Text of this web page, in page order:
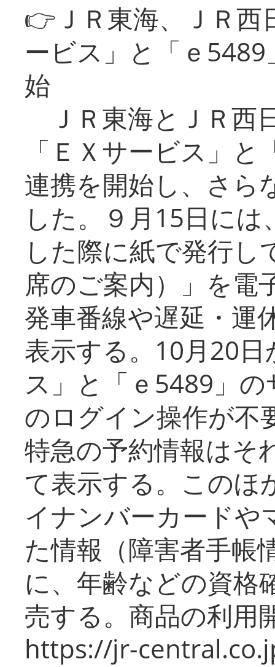
👉ＪＲ東海、ＪＲ
ービス」と「ｅ
始
ＪＲ東海とＪＲ西
「ＥＸサービス」
連携を開始し、さら
した。９月15日に
した際に紙で発行し
席のご案内）」を電
発車番線や遅延・運
表示する。10月20
ス」と「ｅ5489」
のログイン操作が不
特急の予約情報はそ
て表示する。このほ
イナンバーカードや
た情報（障害者手帳
に、年齢などの資格
売する。商品の利用
https://jr-